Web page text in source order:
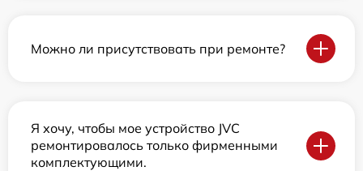
Можно ли присутствовать при ремонте?
Я хочу, чтобы мое устройство JVC
ремонтировалось только фирменными
комплектующими.